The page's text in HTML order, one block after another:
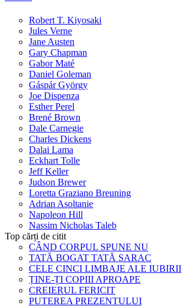
Robert T. Kiyosaki
Jules Verne
Jane Austen
Gary Chapman
Gabor Maté
Daniel Goleman
Gáspár György
Joe Dispenza
Esther Perel
Brené Brown
Dale Carnegie
Charles Dickens
Dalai Lama
Eckhart Tolle
Jeff Keller
Judson Brewer
Loretta Graziano Breuning
Adrian Asoltanie
Napoleon Hill
Nassim Nicholas Taleb
Top cărți de citit
CÂND CORPUL SPUNE NU
TATĂ BOGAT TATĂ SARAC
CELE CINCI LIMBAJE ALE IUBIRII
ȚINE-ȚI COPIII APROAPE
CREIERUL FERICIT
PUTEREA PREZENTULUI